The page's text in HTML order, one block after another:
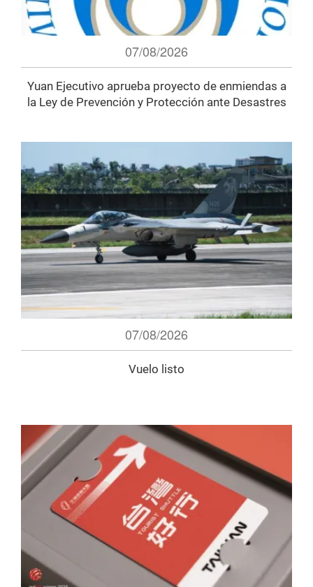
07/08/2026
Yuan Ejecutivo aprueba proyecto de enmiendas a
la Ley de Prevención y Protección ante Desastres
07/08/2026
Vuelo listo